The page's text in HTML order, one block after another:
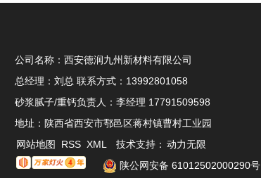
公司名称：西安德润九州新材料有限公司
总经理：刘总 联系方式：13992801058
砂浆腻子/重钙负责人：李经理 17791509598
地址：陕西省西安市鄠邑区蒋村镇曹村工业园
网站地图
RSS XML 技术支持： 动力无限
陕公网安备 61012502000290号